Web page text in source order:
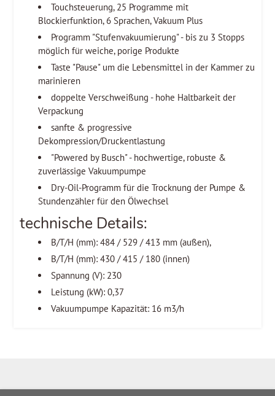
Touchsteuerung, 25 Programme mit
Blockierfunktion, 6 Sprachen, Vakuum Plus
Programm "Stufenvakuumierung" - bis zu 3 Stopps
möglich für weiche, porige Produkte
Taste "Pause" um die Lebensmittel in der Kammer zu
marinieren
doppelte Verschweißung - hohe Haltbarkeit der
Verpackung
sanfte & progressive
Dekompression/Druckentlastung
"Powered by Busch" - hochwertige, robuste &
zuverlässige Vakuumpumpe
Dry-Oil-Programm für die Trocknung der Pumpe &
Stundenzähler für den Ölwechsel
technische Details:
B/T/H (mm): 484 / 529 / 413 mm (außen),
B/T/H (mm): 430 / 415 / 180 (innen)
Spannung (V): 230
Leistung (kW): 0,37
Vakuumpumpe Kapazität: 16 m3/h